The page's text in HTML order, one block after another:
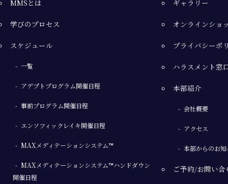
MMSとは
学びのプロセス
スケジュール
一覧
アデプトプログラム開催日程
事前プログラム開催日程
エンソフィックレイキ開催日程
MAXメディテーションシステム™
MAXメディテーションシステム™ハンドダウン
開催日程
ギャラリー
オンラインショ
プライバシーポ
ハラスメント窓
本部紹介
会社概要
アクセス
本部からのお知
ご予約/お問い合